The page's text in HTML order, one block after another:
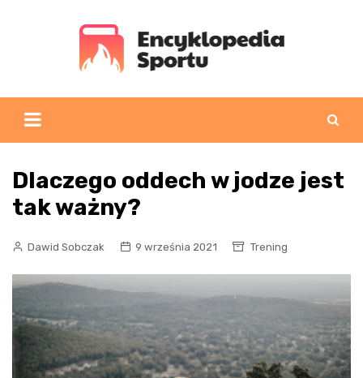
Dlaczego oddech w jodze jest
tak ważny?
Dawid Sobczak 9 września 2021 Trening